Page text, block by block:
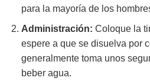
para la mayoría de los
Administración: Coloque la
espere a que se disuelva por
generalmente toma unos
beber agua.